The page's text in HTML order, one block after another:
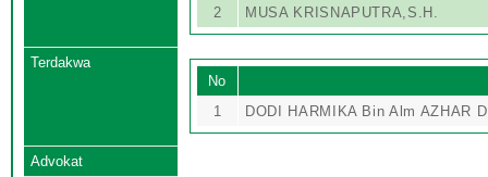
2
MUSA KRISNAPUTRA,S.H.
Terdakwa
No
1
DODI HARMIKA Bin Alm AZHAR
Advokat